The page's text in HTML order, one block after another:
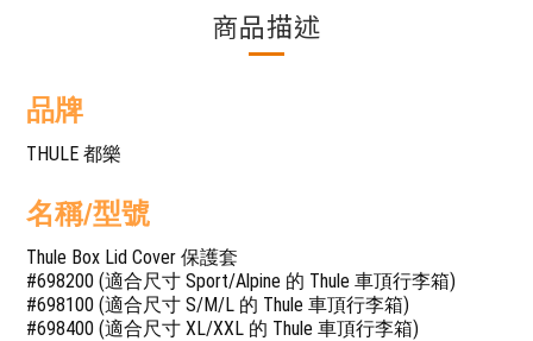
商品描述
品牌
THULE 都樂
名稱/型號
Thule Box Lid Cover 保護套
#698200 (適合尺寸 Sport/Alpine 的 Thule 車頂行李箱)
#698100 (適合尺寸 S/M/L 的 Thule 車頂行李箱)
#698400 (適合尺寸 XL/XXL 的 Thule 車頂行李箱)